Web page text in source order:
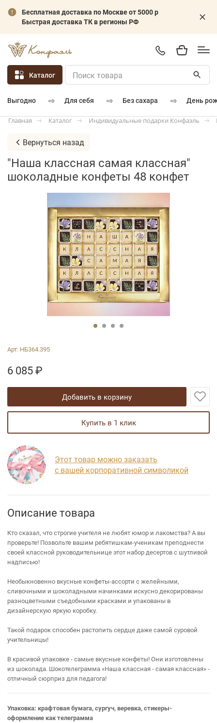
Бесплатная доставка по Москве от 5000 р
Быстрая доставка ТК в регионы РФ
Каталог
выгодно ⇨ для себя ⇨ без сахара ⇨ день
Главная Каталог Индивидуальные подарки Конфаэль
Вернуться назад
"Наша классная самая классная"
шоколадные конфеты 48 конфет
Арт: НБ364.395
6 085₽
добавить в корзину
купить в 1 клик
Этот товар можно заказать
с вашей корпоративной символикой
Описание товара
Кто сказал, что строгие учителя не любят юмор и лакомства? А вы
проверьте! Позвольте вашим ребятишкам-ученикам преподнести
своей классной руководительнице этот набор десертов с шутливой
надписью!
Необыкновенно вкусные конфеты-ассорти с желейными,
сливочными и шоколадными начинками искусно декорированы
разноцветными съедобными красками и упакованы в
дизайнерскую яркую коробку.
Такой подарок способен растопить сердце даже самой суровой
учительницы!
В красивой упаковке - самые вкусные конфеты! Они изготовлены
из шоколада. Шокотелеграмма «Наша классная - самая классная» -
отличный сюрприз для педагога!
Упаковка: крафтовая бумага, сургуч, веревка, стикеры-
оформление как телеграмма